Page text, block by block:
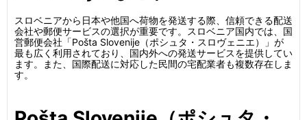
スロベニアから日本や他国へ荷物を発送する際、信頼できる配送
会社や郵便サービスの選択が重要です。スロベニア国内では、国
営郵便会社「Pošta Slovenije（ポシュタ・スロヴェニエ）」が
最も広く利用されており、国内外への発送サービスを提供してい
ます。また、国際配送に対応した民間の宅配業者も複数存在しま
す。